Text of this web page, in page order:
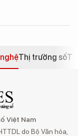
Thị trường số
Việt Nam
do Bộ Văn hóa,